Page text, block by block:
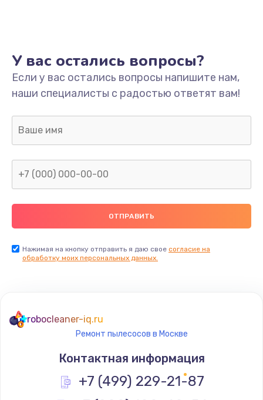
от 590 руб.
Заказать
Ремонт капучинатора
Ремонт заварного блока
Заказать
Ремонт двигателя кофемолки
от 580 руб.
Замена термостата
У вас остались вопросы?
Если у вас остались вопросы напишите нам,
наши специалисты с радостью ответят вам!
Нажимая на кнопку отправить я даю свое согласие на
обработку моих персональных данных.
robocleaner-iq.ru
Ремонт пылесосов в Москве
Контактная информация
+7 (499) 229-21-87